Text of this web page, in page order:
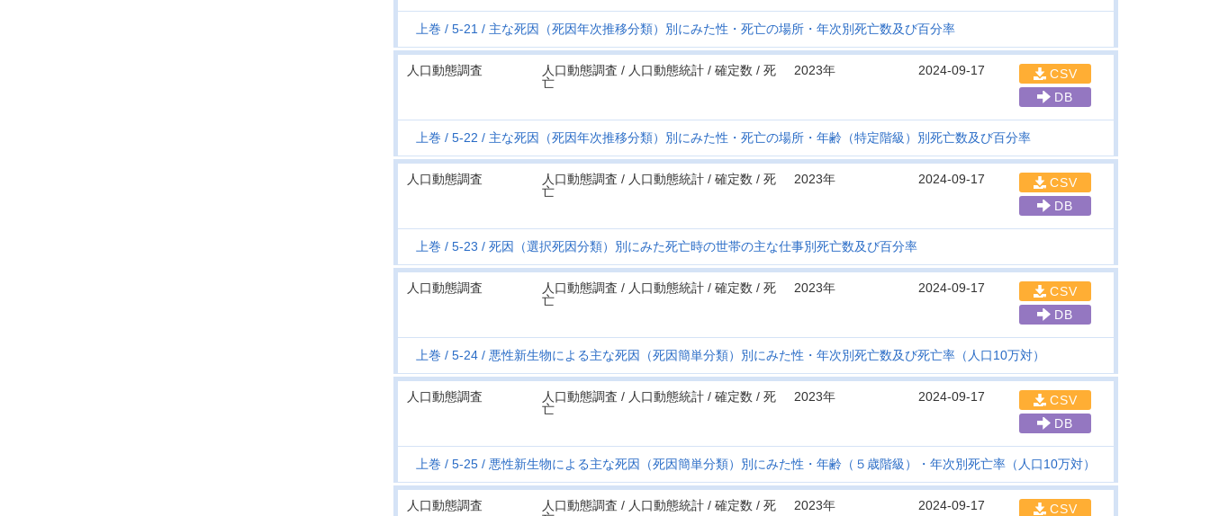
上巻 5-21 主な死因（死因年次推移分類）別にみた性・死亡の場所・年次別死亡数及び百分率
人口動態調査
人口動態調査 / 人口動態統計 / 確定数 / 死
亡
2023年 2024-09-17
CSV
DB
上巻 5-22 主な死因（死因年次推移分類）別にみた性・死亡の場所・年齢（特定階級）別死亡数及び百分率
人口動態調査
人口動態調査 / 人口動態統計 / 確定数 / 死
亡
2023年 2024-09-17
CSV
DB
上巻 5-23 死因（選択死因分類）別にみた死亡時の世帯の主な仕事別死亡数及び百分率
人口動態調査
人口動態調査 / 人口動態統計 / 確定数 / 死
亡
2023年 2024-09-17
CSV
DB
上巻 5-24 悪性新生物による主な死因（死因簡単分類）別にみた性・年次別死亡数及び死亡率（人口10万対）
人口動態調査
人口動態調査 / 人口動態統計 / 確定数 / 死
亡
2023年 2024-09-17
CSV
DB
上巻 5-25 悪性新生物による主な死因（死因簡単分類）別にみた性・年齢（５歳階級）・年次別死亡率（人口10万対）
人口動態調査
人口動態調査 / 人口動態統計 / 確定数 / 死
2023年 2024-09-17 CSV